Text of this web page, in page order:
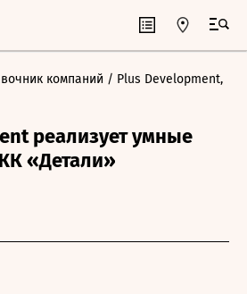
компаний / Plus Development,
реализует умные
«Детали»